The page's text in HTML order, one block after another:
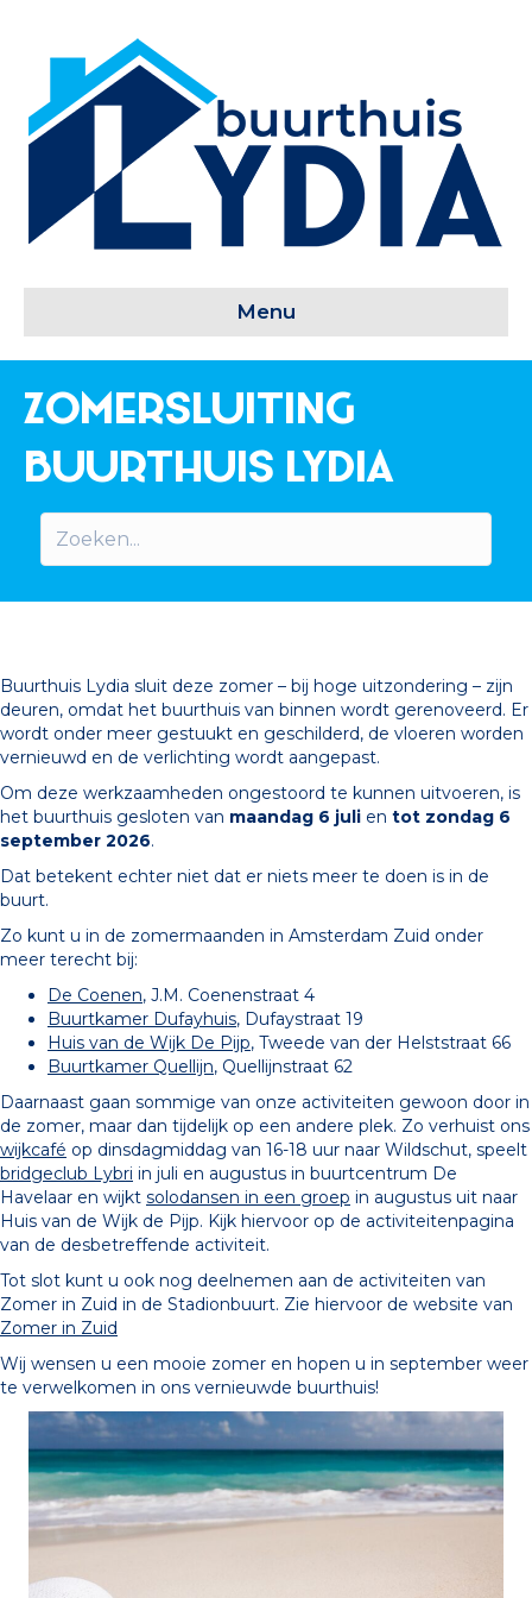
Menu
Zomersluiting
Buurthuis Lydia
Buurthuis Lydia sluit deze zomer – bij hoge uitzondering – zijn
deuren, omdat het buurthuis van binnen wordt gerenoveerd. Er
wordt onder meer gestuukt en geschilderd, de vloeren worden
vernieuwd en de verlichting wordt aangepast.
Om deze werkzaamheden ongestoord te kunnen uitvoeren, is
het buurthuis gesloten van maandag 6 juli en tot zondag 6
september 2026.
Dat betekent echter niet dat er niets meer te doen is in de
buurt.
Zo kunt u in de zomermaanden in Amsterdam Zuid onder
meer terecht bij:
De Coenen, J.M. Coenenstraat 4
Buurtkamer Dufayhuis, Dufaystraat 19
Huis van de Wijk De Pijp, Tweede van der Helststraat 66
Buurtkamer Quellijn, Quellijnstraat 62
Daarnaast gaan sommige van onze activiteiten gewoon door in
de zomer, maar dan tijdelijk op een andere plek. Zo verhuist ons
wijkcafé op dinsdagmiddag van 16-18 uur naar Wildschut, speelt
bridgeclub Lybri in juli en augustus in buurtcentrum De
Havelaar en wijkt solodansen in een groep in augustus uit naar
Huis van de Wijk de Pijp. Kijk hiervoor op de activiteitenpagina
van de desbetreffende activiteit.
Tot slot kunt u ook nog deelnemen aan de activiteiten van
Zomer in Zuid in de Stadionbuurt. Zie hiervoor de website van
Zomer in Zuid
Wij wensen u een mooie zomer en hopen u in september weer
te verwelkomen in ons vernieuwde buurthuis!